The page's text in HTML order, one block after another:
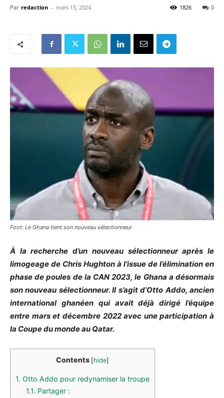
Par redaction - mars 15, 2024 0
1826
Foot: Le Ghana tient son nouveau sélectionneur
À la recherche d’un nouveau sélectionneur après le
limogeage de Chris Hughton à l’issue de l’élimination en
phase de poules de la CAN 2023, le Ghana a désormais
son nouveau sélectionneur. Il s’agit d’Otto Addo, ancien
international ghanéen qui avait déjà dirigé l’équipe
entre mars et décembre 2022 avec une participation à
la Coupe du monde au Qatar.
Contents [hide]
1. Otto Addo pour redynamiser la troupe
1.1. Partager :